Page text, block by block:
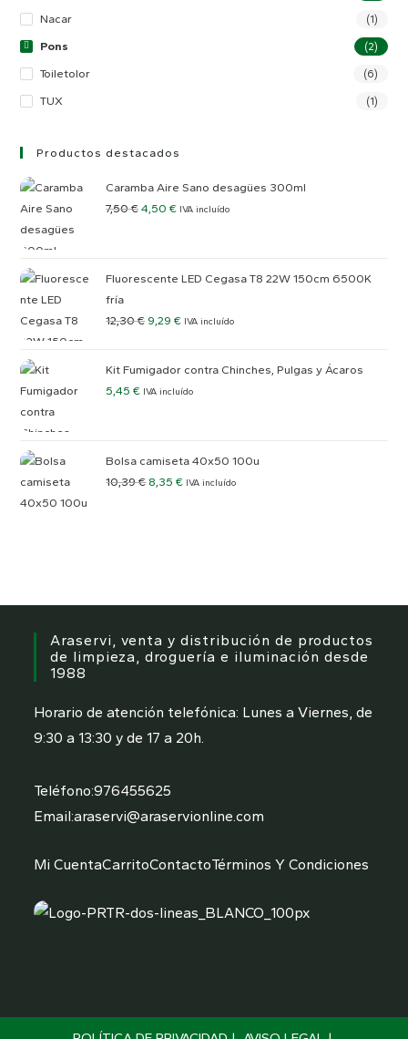
Nacar (1)
Pons (2)
Toiletolor (6)
TUX (1)
Productos destacados
Caramba Aire Sano desagües 300ml
7,50€El
era:
4,50€El
es:
IVA incluído
Fluorescente LED Cegasa T8 22W 150cm 6500K
fría
12,30€El
original
era:
9,29€El
actual
es:
IVA incluído
Kit Fumigador contra Chinches, Pulgas y Ácaros
5,45€ IVA incluído
Bolsa camiseta 40x50 100u
10,39€ El
8,35€ElIVA incluído
Araservi, venta y distribución de productos
de limpieza, droguería e iluminación desde
1988
Horario de atención telefónica: Lunes a Viernes, de
9:30 a 13:30 y de 17 a 20h.
Teléfono:976455625
abre
tu
Email:araservi@araservionline.com
en
aplicación
Mi CuentaCarritoContactoTérminos Y Condiciones